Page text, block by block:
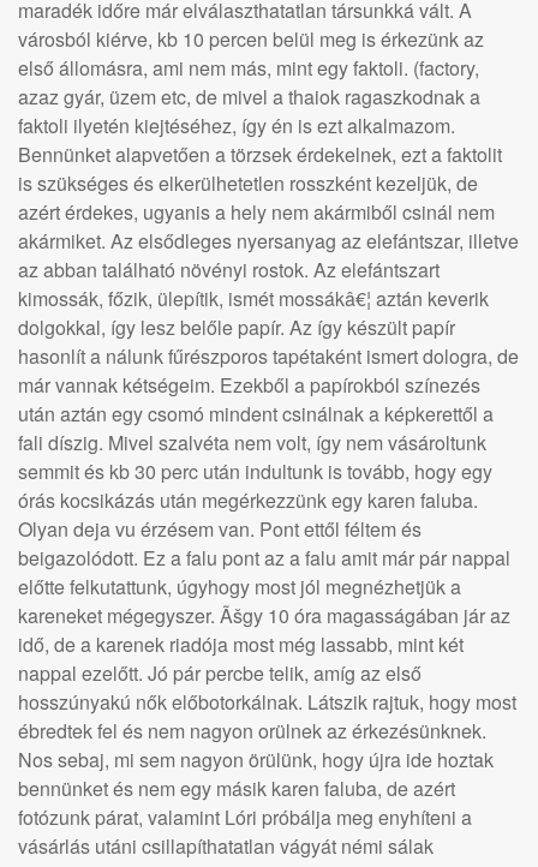
maradék időre már elválaszthatatlan társunkká vált. A
városból kiérve, kb 10 percen belül meg is érkezünk az
első állomásra, ami nem más, mint egy faktoli. (factory,
azaz gyár, üzem etc, de mivel a thaiok ragaszkodnak a
faktoli ilyetén kiejtéséhez, így én is ezt alkalmazom.
Bennünket alapvetően a törzsek érdekelnek, ezt a faktolit
is szükséges és elkerülhetetlen rosszként kezeljük, de
azért érdekes, ugyanis a hely nem akármiből csinál nem
akármiket. Az elsődleges nyersanyag az elefántszar, illetve
az abban található növényi rostok. Az elefántszart
kimossák, főzik, ülepítik, ismét mossákâ€¦ aztán keverik
dolgokkal, így lesz belőle papír. Az így készült papír
hasonlít a nálunk fűrészporos tapétaként ismert dologra, de
már vannak kétségeim. Ezekből a papírokból színezés
után aztán egy csomó mindent csinálnak a képkerettől a
fali díszig. Mivel szalvéta nem volt, így nem vásároltunk
semmit és kb 30 perc után indultunk is tovább, hogy egy
órás kocsikázás után megérkezzünk egy karen faluba.
Olyan deja vu érzésem van. Pont ettől féltem és
beigazolódott. Ez a falu pont az a falu amit már pár nappal
előtte felkutattunk, úgyhogy most jól megnézhetjük a
kareneket mégegyszer. Ãšgy 10 óra magasságában jár az
idő, de a karenek riadója most még lassabb, mint két
nappal ezelőtt. Jó pár percbe telik, amíg az első
hosszúnyakú nők előbotorkálnak. Látszik rajtuk, hogy most
ébredtek fel és nem nagyon orülnek az érkezésünknek.
Nos sebaj, mi sem nagyon örülünk, hogy újra ide hoztak
bennünket és nem egy másik karen faluba, de azért
fotózunk párat, valamint Lóri próbálja meg enyhíteni a
vásárlás utáni csillapíthatatlan vágyát némi sálak